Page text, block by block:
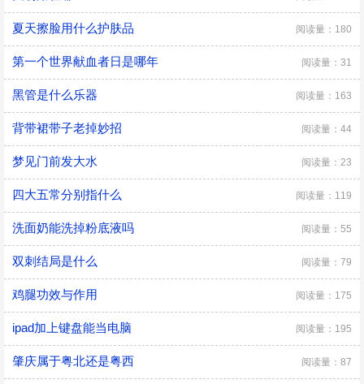
夏天擦脸用什么护肤品 阅读量：180
第一个世界献血者日是哪年 阅读量：31
黑管是什么乐器 阅读量：163
背带裙带子老掉妙招 阅读量：44
梦见门前发大水 阅读量：23
四大五常分别指什么 阅读量：119
洗面奶能洗掉粉底液吗 阅读量：55
双刺结局是什么 阅读量：79
鸡腿功效与作用 阅读量：175
ipad加上键盘能当电脑 阅读量：195
肇庆属于粤北还是粤西 阅读量：87